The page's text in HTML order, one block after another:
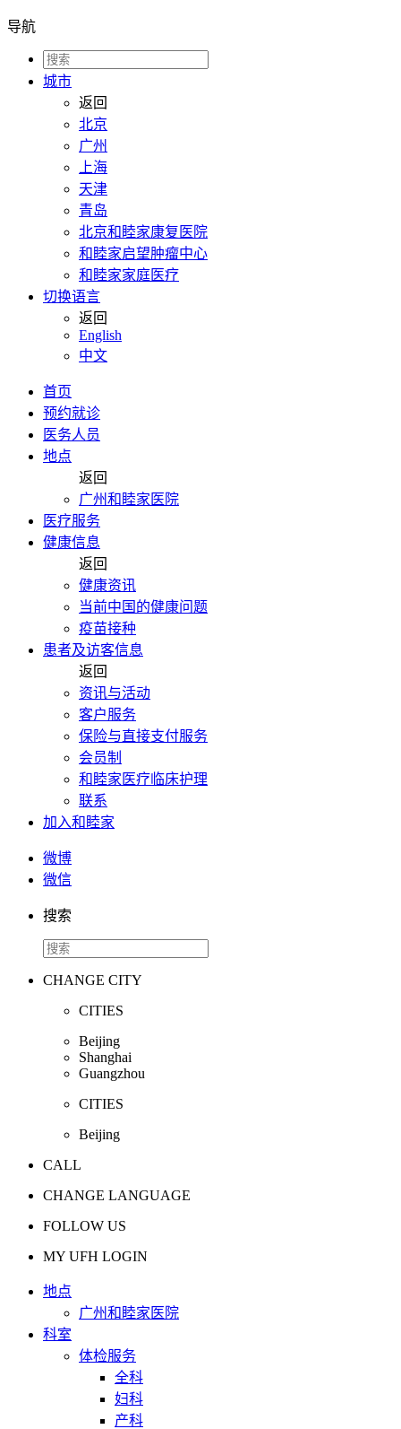
导航
城市
返回
北京
广州
上海
天津
青岛
北京和睦家康复医院
和睦家启望肿瘤中心
和睦家家庭医疗
切换语言
返回
English
中文
首页
预约就诊
医务人员
地点
返回
广州和睦家医院
医疗服务
健康信息
返回
健康资讯
当前中国的健康问题
疫苗接种
患者及访客信息
返回
资讯与活动
客户服务
保险与直接支付服务
会员制
和睦家医疗临床护理
联系
加入和睦家
微博
微信
搜索
CHANGE CITY
CITIES
Beijing
Shanghai
Guangzhou
CITIES
Beijing
CALL
CHANGE LANGUAGE
FOLLOW US
MY UFH LOGIN
地点
广州和睦家医院
科室
体检服务
全科
妇科
产科